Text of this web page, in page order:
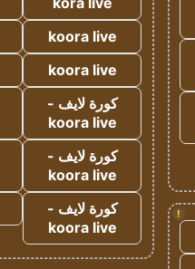
!
koora live
koora live
كورة لايف -
koora live
كورة لايف -
koora live
كورة لايف -
koora live